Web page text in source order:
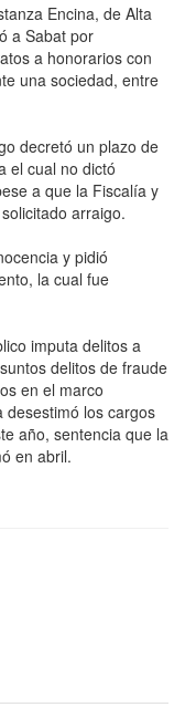
Encina, de Alta
a Sabat por
a honorarios con
una sociedad, entre
decretó un plazo de
el cual no dictó
a que la Fiscalía y
arraigo.
y pidió
la cual fue
imputa delitos a
delitos de fraude
en el marco
desestimó los cargos
año, sentencia que la
en abril.